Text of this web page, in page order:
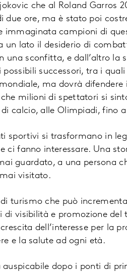
che al Roland Garros
due ore, ma è stato poi
immaginata campioni di
un lato il desiderio di
sconfitta, e dall’altro la
successori, tra i quali
ma dovrà
milioni di spettatori si
calcio, alle Olimpiadi, fino
sportivi si trasformano in
ci fanno interessare. Una
guardato, a una persona
visitato.
turismo che può
visibilità e promozione del
dell’interesse per la
e la salute ad ogni età.
dopo i ponti di